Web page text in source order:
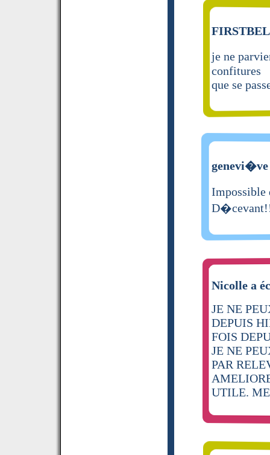
je ne
confitures
que se
Nicolle a
JE NE
DEPUIS
FOIS
JE NE
PAR
UTILE.